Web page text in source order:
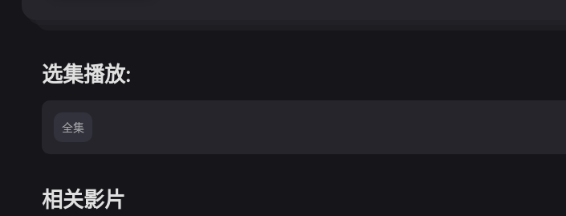
选集播放:
全集
相关影片